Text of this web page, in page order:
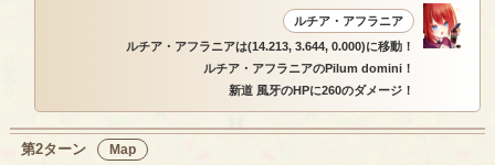
ルチア・アフラニア
ルチア・アフラニアは(14.213, 3.644, 0.000)に移動！
ルチア・アフラニアのPilum domini！
新道 風牙のHPに260のダメージ！
第2ターン Map